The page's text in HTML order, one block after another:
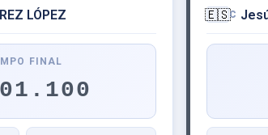
LÓPEZ
FINAL
🇪🇸C